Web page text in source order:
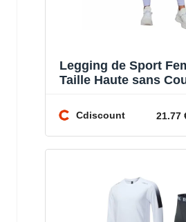
Legging de Sport
Taille Haute sans
Cdiscount 21.77